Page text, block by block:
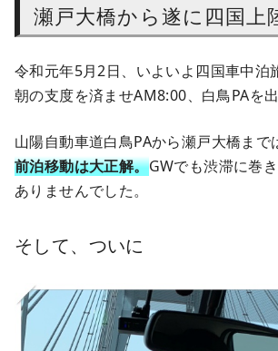
瀬戸大橋から遂に四国上
令和元年5月2日、いよいよ四国車中泊
朝の支度を済ませAM8:00、白鳥PAを出
山陽自動車道白鳥PAから瀬戸大橋まで
前泊移動は大正解。GWでも渋滞に巻
ありませんでした。
そして、ついに